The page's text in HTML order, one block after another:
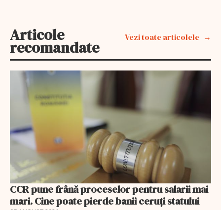
Articole
recomandate
Vezi toate articolele
CCR pune frână proceselor pentru salarii mai
mari. Cine poate pierde banii ceruți statului